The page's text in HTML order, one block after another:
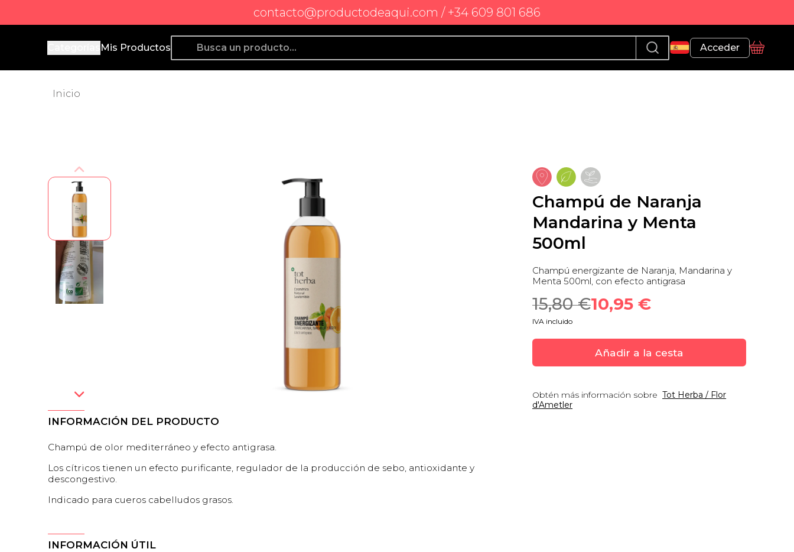
contacto@productodeaqui.com / +34 609 801 686
Producto de Aquí
Mis Productos Acceder
Perfil
Cesta
Inicio
Champú de Naranja
Mandarina y Menta
500ml
Champú energizante de Naranja, Mandarina y
Menta 500ml, con efecto antigrasa
15,80 €10,95 €
IVA incluido
Añadir a la cesta
Obtén más información sobre Tot Herba / Flor
d'Ametler
INFORMACIÓN DEL PRODUCTO
Champú de olor mediterráneo y efecto antigrasa.
Los cítricos tienen un efecto purificante, regulador de la producción de sebo, antioxidante y
descongestivo.
Indicado para cueros cabelludos grasos.
INFORMACIÓN ÚTIL